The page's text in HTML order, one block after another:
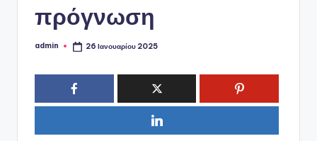
πρόγνωση
Συγγραφέας:
admin 26 Ιανουαρίου 2025